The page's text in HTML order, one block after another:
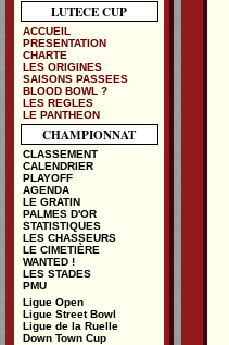
LUTECE CUP
ACCUEIL
PRESENTATION
CHARTE
LES ORIGINES
SAISONS PASSEES
BLOOD BOWL ?
LES REGLES
LE PANTHEON
CHAMPIONNAT
CLASSEMENT
CALENDRIER
PLAYOFF
AGENDA
LE GRATIN
PALMES D'OR
STATISTIQUES
LES CHASSEURS
LE CIMETIÈRE
WANTED !
LES STADES
PMU
Ligue Open
Ligue Street Bowl
Ligue de la Ruelle
Down Town Cup